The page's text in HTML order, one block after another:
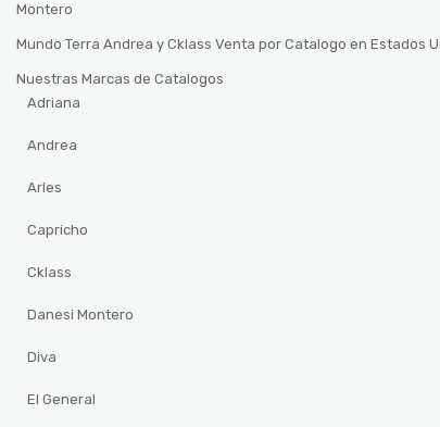
Montero
Mundo Terra Andrea y Cklass Venta por Catalogo en Estados
Nuestras Marcas de Catalogos
Adriana
Andrea
Arles
Capricho
Cklass
Danesi Montero
Diva
El General